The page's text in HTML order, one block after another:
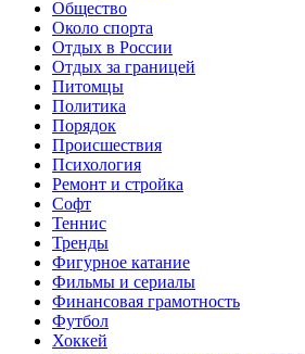
Общество
Около спорта
Отдых в России
Отдых за границей
Питомцы
Политика
Порядок
Происшествия
Психология
Ремонт и стройка
Софт
Теннис
Тренды
Фигурное катание
Фильмы и сериалы
Финансовая грамотность
Футбол
Хоккей